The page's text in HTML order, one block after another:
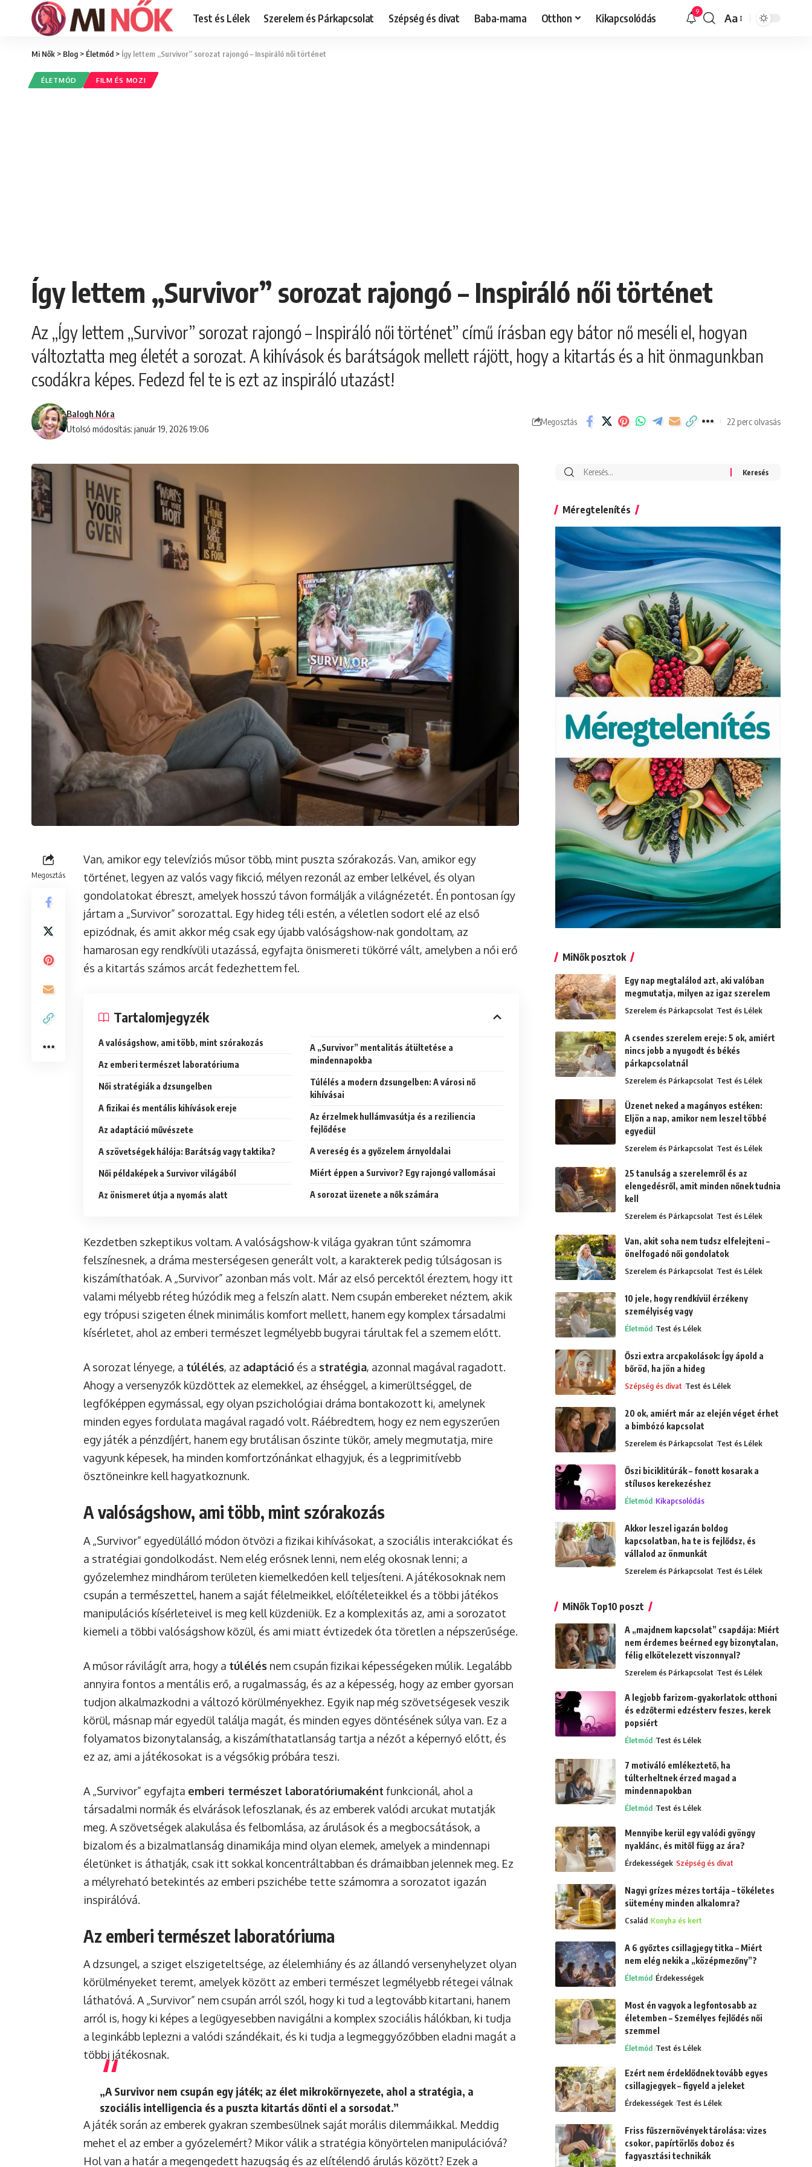
Test és Lélek Szerelem és Párkapcsolat Szépség és divat Baba-mama Otthon Kikapcsolódás 9
Font
Aa
Mi Nők > Blog > Életmód > Így lettem „Survivor” sorozat rajongó – Inspiráló női történet
ÉLETMÓD FILM ÉS MOZI
Így lettem „Survivor” sorozat rajongó – Inspiráló női történet
Az „Így lettem „Survivor” sorozat rajongó – Inspiráló női történet” című írásban egy bátor nő meséli el, hogyan
változtatta meg életét a sorozat. A kihívások és barátságok mellett rájött, hogy a kitartás és a hit önmagunkban
csodákra képes. Fedezd fel te is ezt az inspiráló utazást!
Utolsó módosítás: január 19, 2026 19:06
Balogh Nóra
Megosztás 22 perc olvasás
Megosztás
Van, amikor egy televíziós műsor több, mint puszta szórakozás. Van, amikor egy
történet, legyen az valós vagy fikció, mélyen rezonál az ember lelkével, és olyan
gondolatokat ébreszt, amelyek hosszú távon formálják a világnézetét. Én pontosan így
jártam a „Survivor” sorozattal. Egy hideg téli estén, a véletlen sodort elé az első
epizódnak, és amit akkor még csak egy újabb valóságshow-nak gondoltam, az
hamarosan egy rendkívüli utazássá, egyfajta önismereti tükörré vált, amelyben a női erő
és a kitartás számos arcát fedezhettem fel.
Tartalomjegyzék
A valóságshow, ami több, mint szórakozás
Az emberi természet laboratóriuma
Női stratégiák a dzsungelben
A fizikai és mentális kihívások ereje
Az adaptáció művészete
A szövetségek hálója: Barátság vagy taktika?
Női példaképek a Survivor világából
Az önismeret útja a nyomás alatt
A „Survivor” mentalitás átültetése a
mindennapokba
Túlélés a modern dzsungelben: A városi nő
kihívásai
Az érzelmek hullámvasútja és a reziliencia
fejlődése
A vereség és a győzelem árnyoldalai
Miért éppen a Survivor? Egy rajongó vallomásai
A sorozat üzenete a nők számára
Kezdetben szkeptikus voltam. A valóságshow-k világa gyakran tűnt számomra
felszínesnek, a dráma mesterségesen generált volt, a karakterek pedig túlságosan is
kiszámíthatóak. A „Survivor” azonban más volt. Már az első percektől éreztem, hogy itt
valami mélyebb réteg húzódik meg a felszín alatt. Nem csupán embereket néztem, akik
egy trópusi szigeten élnek minimális komfort mellett, hanem egy komplex társadalmi
kísérletet, ahol az emberi természet legmélyebb bugyrai tárultak fel a szemem előtt.
A sorozat lényege, a túlélés, az adaptáció és a stratégia, azonnal magával ragadott.
Ahogy a versenyzők küzdöttek az elemekkel, az éhséggel, a kimerültséggel, de
legfőképpen egymással, egy olyan pszichológiai dráma bontakozott ki, amelynek
minden egyes fordulata magával ragadó volt. Ráébredtem, hogy ez nem egyszerűen
egy játék a pénzdíjért, hanem egy brutálisan őszinte tükör, amely megmutatja, mire
vagyunk képesek, ha minden komfortzónánkat elhagyjuk, és a legprimitívebb
ösztöneinkre kell hagyatkoznunk.
A valóságshow, ami több, mint szórakozás
A „Survivor” egyedülálló módon ötvözi a fizikai kihívásokat, a szociális interakciókat és
a stratégiai gondolkodást. Nem elég erősnek lenni, nem elég okosnak lenni; a
győzelemhez mindhárom területen kiemelkedően kell teljesíteni. A játékosoknak nem
csupán a természettel, hanem a saját félelmeikkel, előítéleteikkel és a többi játékos
manipulációs kísérleteivel is meg kell küzdeniük. Ez a komplexitás az, ami a sorozatot
kiemeli a többi valóságshow közül, és ami miatt évtizedek óta töretlen a népszerűsége.
A műsor rávilágít arra, hogy a túlélés nem csupán fizikai képességeken múlik. Legalább
annyira fontos a mentális erő, a rugalmasság, és az a képesség, hogy az ember gyorsan
tudjon alkalmazkodni a változó körülményekhez. Egyik nap még szövetségesek veszik
körül, másnap már egyedül találja magát, és minden egyes döntésének súlya van. Ez a
folyamatos bizonytalanság, a kiszámíthatatlanság tartja a nézőt a képernyő előtt, és
ez az, ami a játékosokat is a végsőkig próbára teszi.
A „Survivor” egyfajta emberi természet laboratóriumaként funkcionál, ahol a
társadalmi normák és elvárások lefoszlanak, és az emberek valódi arcukat mutatják
meg. A szövetségek alakulása és felbomlása, az árulások és a megbocsátások, a
bizalom és a bizalmatlanság dinamikája mind olyan elemek, amelyek a mindennapi
életünket is áthatják, csak itt sokkal koncentráltabban és drámaibban jelennek meg. Ez
a mélyreható betekintés az emberi pszichébe tette számomra a sorozatot igazán
inspirálóvá.
Az emberi természet laboratóriuma
A dzsungel, a sziget elszigeteltsége, az élelemhiány és az állandó versenyhelyzet olyan
körülményeket teremt, amelyek között az emberi természet legmélyebb rétegei válnak
láthatóvá. A „Survivor” nem csupán arról szól, hogy ki tud a legtovább kitartani, hanem
arról is, hogy ki képes a legügyesebben navigálni a komplex szociális hálókban, ki tudja
a leginkább leplezni a valódi szándékait, és ki tudja a legmeggyőzőbben eladni magát a
többi játékosnak.
„A Survivor nem csupán egy játék; az élet mikrokörnyezete, ahol a stratégia, a
szociális intelligencia és a puszta kitartás dönti el a sorsodat.”
A játék során az emberek gyakran szembesülnek saját morális dilemmáikkal. Meddig
mehet el az ember a győzelemért? Mikor válik a stratégia könyörtelen manipulációvá?
Hol van a határ a megengedett hazugság és az elítélendő árulás között? Ezek a
Search
Méregtelenítés
MiNők posztok
Egy nap megtalálod azt, aki valóban
megmutatja, milyen az igaz szerelem
Szerelem és Párkapcsolat Test és Lélek
A csendes szerelem ereje: 5 ok, amiért
nincs jobb a nyugodt és békés
párkapcsolatnál
Szerelem és Párkapcsolat Test és Lélek
Üzenet neked a magányos estéken:
Eljön a nap, amikor nem leszel többé
egyedül
Szerelem és Párkapcsolat Test és Lélek
25 tanulság a szerelemről és az
elengedésről, amit minden nőnek tudnia
kell
Szerelem és Párkapcsolat Test és Lélek
Van, akit soha nem tudsz elfelejteni –
önelfogadó női gondolatok
Szerelem és Párkapcsolat Test és Lélek
10 jele, hogy rendkívül érzékeny
személyiség vagy
Életmód Test és Lélek
Őszi extra arcpakolások: Így ápold a
bőröd, ha jön a hideg
Szépség és divat Test és Lélek
20 ok, amiért már az elején véget érhet
a bimbózó kapcsolat
Szerelem és Párkapcsolat Test és Lélek
Őszi biciklitúrák – fonott kosarak a
stílusos kerekezéshez
Életmód Kikapcsolódás
Akkor leszel igazán boldog
kapcsolatban, ha te is fejlődsz, és
vállalod az önmunkát
Szerelem és Párkapcsolat Test és Lélek
MiNők Top10 poszt
A „majdnem kapcsolat” csapdája: Miért
nem érdemes beérned egy bizonytalan,
félig elkötelezett viszonnyal?
Szerelem és Párkapcsolat Test és Lélek
A legjobb farizom-gyakorlatok: otthoni
és edzőtermi edzésterv feszes, kerek
popsiért
Életmód Test és Lélek
7 motiváló emlékeztető, ha
túlterheltnek érzed magad a
mindennapokban
Életmód Test és Lélek
Mennyibe kerül egy valódi gyöngy
nyaklánc, és mitől függ az ára?
Érdekességek Szépség és divat
Nagyi grízes mézes tortája – tökéletes
sütemény minden alkalomra?
Család Konyha és kert
A 6 győztes csillagjegy titka – Miért
nem elég nekik a „középmezőny”?
Életmód Érdekességek
Most én vagyok a legfontosabb az
életemben – Személyes fejlődés női
szemmel
Életmód Test és Lélek
Ezért nem érdeklődnek tovább egyes
csillagjegyek – figyeld a jeleket
Érdekességek Test és Lélek
Friss fűszernövények tárolása: vizes
csokor, papírtörlős doboz és
fagyasztási technikák